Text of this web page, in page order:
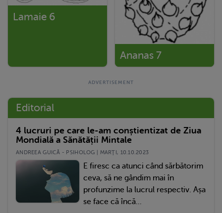
Lamaie 6
Ananas 7
Editorial
4 lucruri pe care le-am conștientizat de Ziua
Mondială a Sănătății Mintale
ANDREEA GUICĂ - PSIHOLOG | MARŢI, 10.10.2023
E firesc ca atunci când sărbătorim
ceva, să ne gândim mai în
profunzime la lucrul respectiv. Așa
se face că încă...